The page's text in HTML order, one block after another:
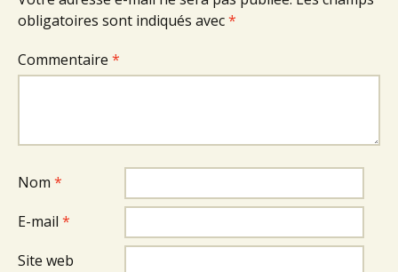
obligatoires sont indiqués avec*
Commentaire *
Nom *
E-mail *
Site web